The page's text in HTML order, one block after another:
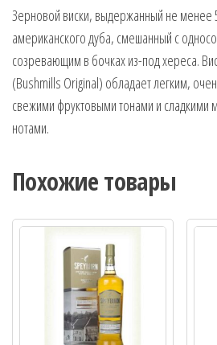
Зерновой виски, выдержанный не менее
американского дуба, смешанный с
созревающим в бочках из-под хереса.
(Bushmills Original) обладает легким,
свежими фруктовыми тонами и
нотами.
Похожие товары